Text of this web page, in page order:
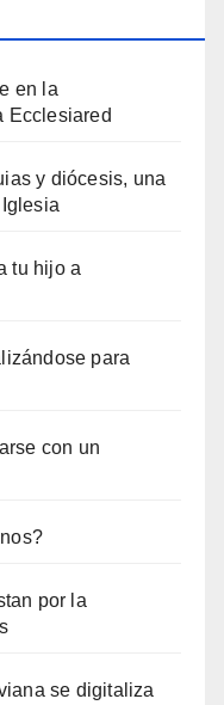
en la
Ecclesiared
y diócesis, una
tu hijo a
para
con un
por la
se digitaliza